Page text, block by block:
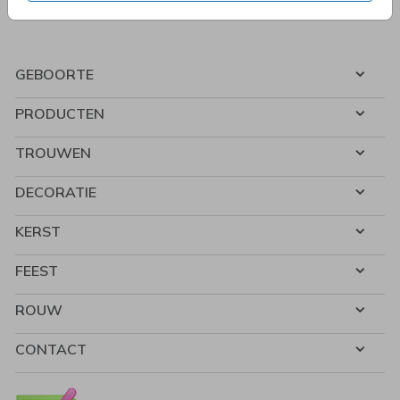
GEBOORTE
PRODUCTEN
TROUWEN
DECORATIE
KERST
FEEST
ROUW
CONTACT